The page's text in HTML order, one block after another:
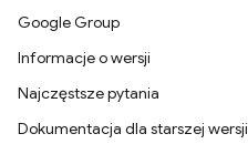
Google Group
Informacje o wersji
Najczęstsze pytania
Dokumentacja dla starszej wersji